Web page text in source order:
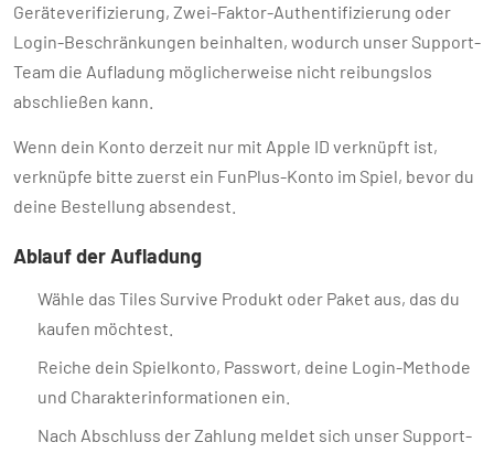
Geräteverifizierung, Zwei-Faktor-Authentifizierung oder
Login-Beschränkungen beinhalten, wodurch unser Support-
Team die Aufladung möglicherweise nicht reibungslos
abschließen kann.
Wenn dein Konto derzeit nur mit Apple ID verknüpft ist,
verknüpfe bitte zuerst ein FunPlus-Konto im Spiel, bevor du
deine Bestellung absendest.
Ablauf der Aufladung
Wähle das Tiles Survive Produkt oder Paket aus, das du
kaufen möchtest.
Reiche dein Spielkonto, Passwort, deine Login-Methode
und Charakterinformationen ein.
Nach Abschluss der Zahlung meldet sich unser Support-